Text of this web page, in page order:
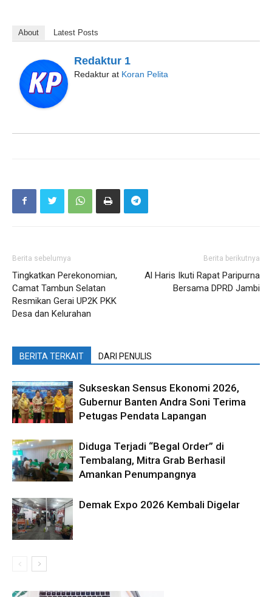
About Latest Posts
Redaktur 1
Redaktur at Koran Pelita
Berita sebelumya
Tingkatkan Perekonomian,
Camat Tambun Selatan
Resmikan Gerai UP2K PKK
Desa dan Kelurahan
Berita berikutnya
Al Haris Ikuti Rapat Paripurna
Bersama DPRD Jambi
BERITA TERKAIT DARI PENULIS
Sukseskan Sensus Ekonomi 2026,
Gubernur Banten Andra Soni Terima
Petugas Pendata Lapangan
Diduga Terjadi “Begal Order” di
Tembalang, Mitra Grab Berhasil
Amankan Penumpangnya
Demak Expo 2026 Kembali Digelar